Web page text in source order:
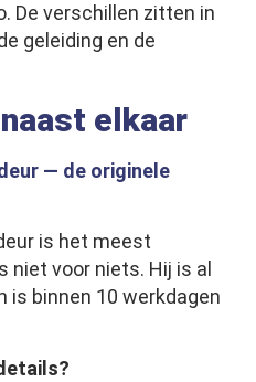
De verschillen zitten in
geleiding en de
elkaar
— de originele
is het meest
niet voor niets. Hij is al
is binnen 10 werkdagen